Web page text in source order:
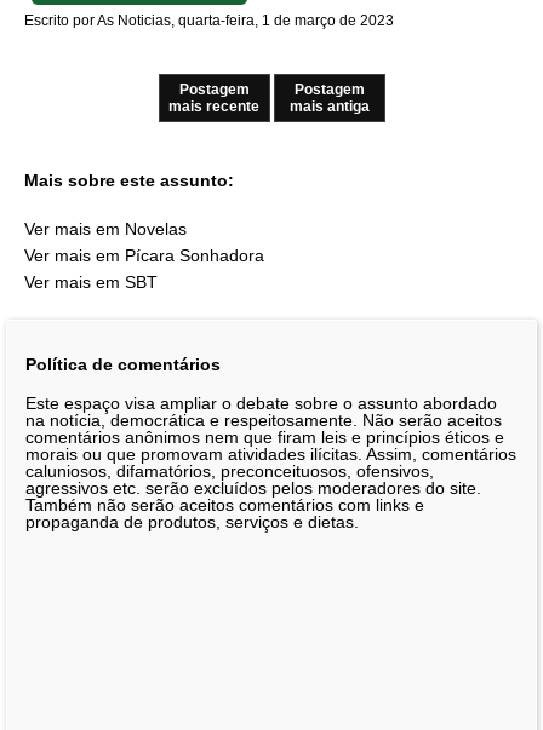
Escrito por As Noticias, quarta-feira, 1 de março de 2023
Postagem
mais recente
Postagem
mais antiga
Mais sobre este assunto:
Ver mais em Novelas
Ver mais em Pícara Sonhadora
Ver mais em SBT
Política de comentários
Este espaço visa ampliar o debate sobre o assunto abordado
na notícia, democrática e respeitosamente. Não serão aceitos
comentários anônimos nem que firam leis e princípios éticos e
morais ou que promovam atividades ilícitas. Assim, comentários
caluniosos, difamatórios, preconceituosos, ofensivos,
agressivos etc. serão excluídos pelos moderadores do site.
Também não serão aceitos comentários com links e
propaganda de produtos, serviços e dietas.